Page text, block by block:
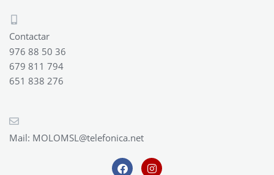
Contactar
976 88 50 36
679 811 794
651 838 276
Mail: MOLOMSL@telefonica.net